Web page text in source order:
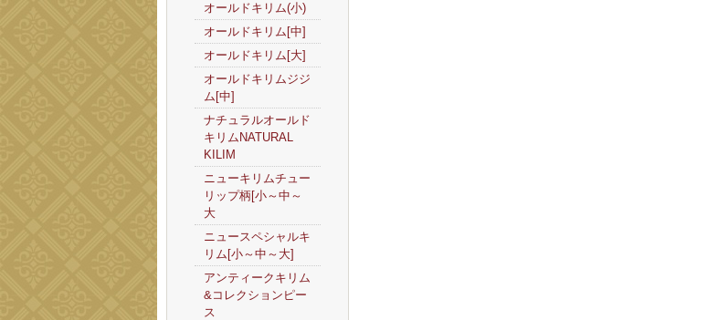
オールドキリム(小)
オールドキリム[中]
オールドキリム[大]
オールドキリムジジ
ム[中]
ナチュラルオールド
キリムNATURAL
KILIM
ニューキリムチュー
リップ柄[小～中～
大
ニュースペシャルキ
リム[小～中～大]
アンティークキリム
&コレクションピー
ス